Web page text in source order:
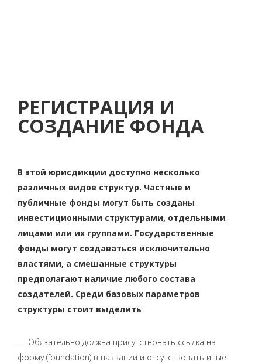
РЕГИСТРАЦИЯ И
СОЗДАНИЕ ФОНДА
В этой юрисдикции доступно несколько
различных видов структур. Частные и
публичные фонды могут быть созданы
инвестиционными структурами, отдельными
лицами или их группами. Государственные
фонды могут создаваться исключительно
властями, а смешанные структуры
предполагают наличие любого состава
создателей. Среди базовых параметров
структуры стоит выделить:
— Обязательно должна присутствовать ссылка на
форму (foundation) в названии и отсутствовать иные